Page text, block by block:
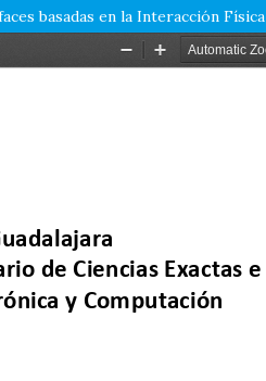
basadas en la Interacción Física